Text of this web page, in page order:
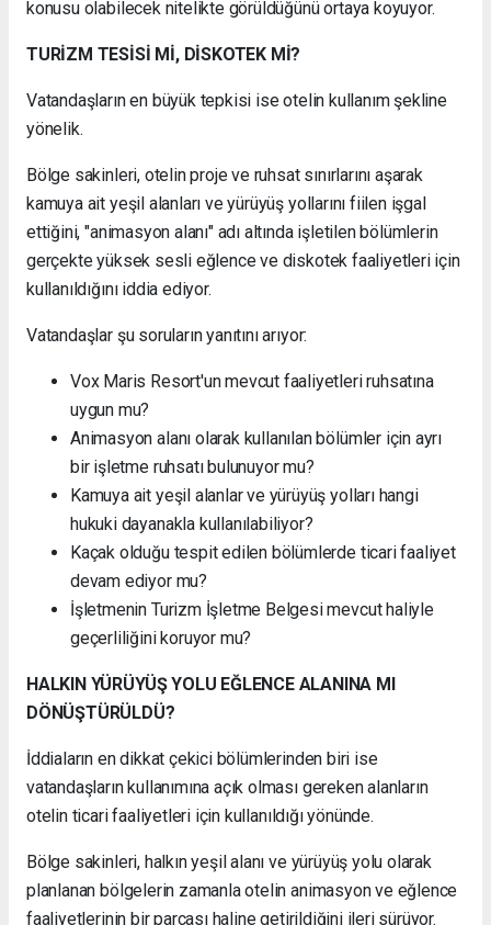
konusu olabilecek nitelikte görüldüğünü ortaya koyuyor.
TURİZM TESİSİ Mİ, DİSKOTEK Mİ?
Vatandaşların en büyük tepkisi ise otelin kullanım şekline
yönelik.
Bölge sakinleri, otelin proje ve ruhsat sınırlarını aşarak
kamuya ait yeşil alanları ve yürüyüş yollarını fiilen işgal
ettiğini, "animasyon alanı" adı altında işletilen bölümlerin
gerçekte yüksek sesli eğlence ve diskotek faaliyetleri için
kullanıldığını iddia ediyor.
Vatandaşlar şu soruların yanıtını arıyor:
Vox Maris Resort'un mevcut faaliyetleri ruhsatına
uygun mu?
Animasyon alanı olarak kullanılan bölümler için ayrı
bir işletme ruhsatı bulunuyor mu?
Kamuya ait yeşil alanlar ve yürüyüş yolları hangi
hukuki dayanakla kullanılabiliyor?
Kaçak olduğu tespit edilen bölümlerde ticari faaliyet
devam ediyor mu?
İşletmenin Turizm İşletme Belgesi mevcut haliyle
geçerliliğini koruyor mu?
HALKIN YÜRÜYÜŞ YOLU EĞLENCE ALANINA MI
DÖNÜŞTÜRÜLDÜ?
İddiaların en dikkat çekici bölümlerinden biri ise
vatandaşların kullanımına açık olması gereken alanların
otelin ticari faaliyetleri için kullanıldığı yönünde.
Bölge sakinleri, halkın yeşil alanı ve yürüyüş yolu olarak
planlanan bölgelerin zamanla otelin animasyon ve eğlence
faaliyetlerinin bir parçası haline getirildiğini ileri sürüyor.